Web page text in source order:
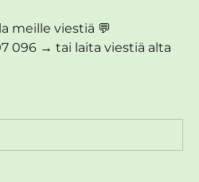
meille viestiä 💬
096 → tai laita viestiä alta